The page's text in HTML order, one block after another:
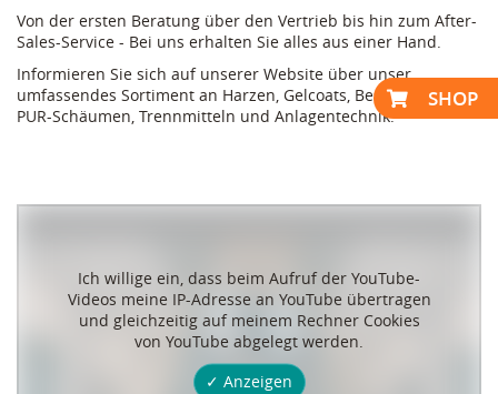
Von der ersten Beratung über den Vertrieb bis hin zum After-
Sales-Service - Bei uns erhalten Sie alles aus einer Hand.
Informieren Sie sich auf unserer Website über unser
umfassendes Sortiment an Harzen, Gelcoats, Beschichtungen,
PUR-Schäumen, Trennmitteln und Anlagentechnik.
Ich willige ein, dass beim Aufruf der YouTube-
Videos meine IP-Adresse an YouTube übertragen
und gleichzeitig auf meinem Rechner Cookies
von YouTube abgelegt werden.
✓ Anzeigen
SHOP